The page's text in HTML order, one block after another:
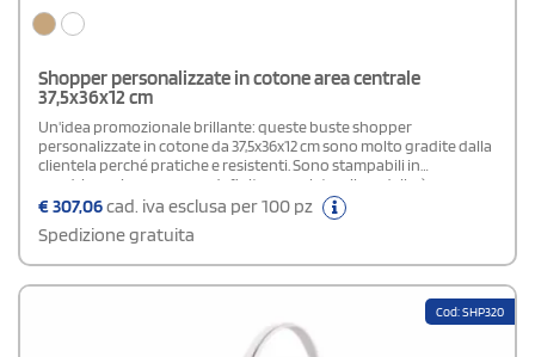
Shopper personalizzate in cotone area centrale
37,5x36x12 cm
Un'idea promozionale brillante: queste buste shopper
personalizzate in cotone da 37,5x36x12 cm sono molto gradite dalla
clientela perché pratiche e resistenti. Sono stampabili in
quadricromia su area predefinita su un lato e il modello è
disponibile in bianco o colore naturale. La cucitura è artigianale e i
€307,06cad. iva esclusa per 100 pz
Spedizione gratuita
Cod: SHP320